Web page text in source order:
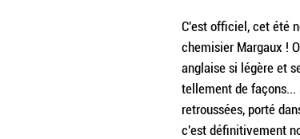
C'est officiel, cet été
chemisier Margaux !
anglaise si légère et
tellement de façons...
retroussées, porté
c'est définitivement